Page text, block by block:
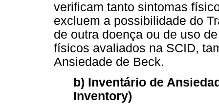
verificam tanto sintomas
excluem a possibilidade do
de outra doença ou de uso
físicos avaliados na SCID,
Ansiedade de Beck.
b) Inventário de
Inventory)